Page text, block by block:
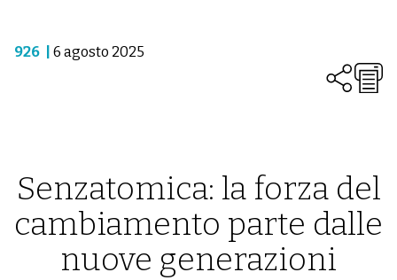
926 6 agosto 2025
Senzatomica: la forza del
cambiamento parte dalle
nuove generazioni